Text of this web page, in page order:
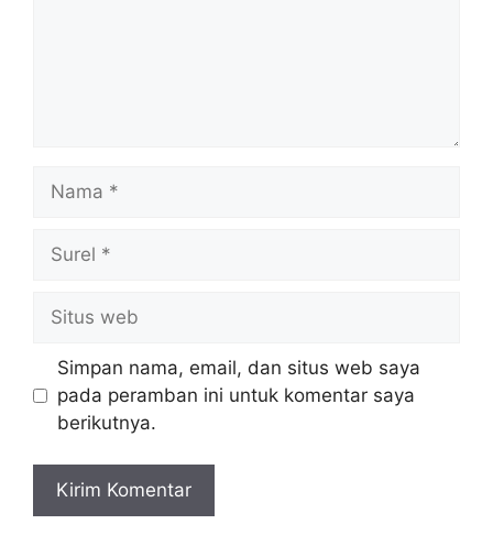
web
Simpan nama, email, dan situs web saya
pada peramban ini untuk komentar saya
berikutnya.